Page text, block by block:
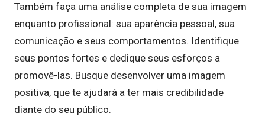
Também faça uma análise completa de sua imagem
enquanto profissional: sua aparência pessoal, sua
comunicação e seus comportamentos. Identifique
seus pontos fortes e dedique seus esforços a
promovê-las. Busque desenvolver uma imagem
positiva, que te ajudará a ter mais credibilidade
diante do seu público.